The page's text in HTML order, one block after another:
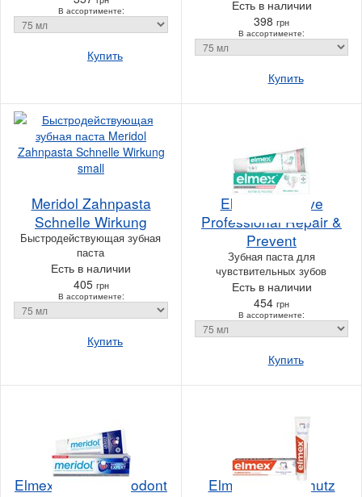
В ассортименте:
Купить
Есть в наличии
398 грн
В ассортименте:
Купить
Meridol Zahnpasta
Schnelle Wirkung
Быстродействующая зубная
паста
Есть в наличии
405 грн
В ассортименте:
Купить
Elmex Sensitive
Professional Repair &
Prevent
Зубная паста для
чувствительных зубов
Есть в наличии
454 грн
В ассортименте:
Купить
Elmex Meridol Parodont
Elmex Kariesschutz